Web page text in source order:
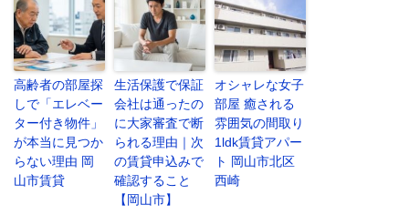
高齢者の部屋探
しで「エレベー
ター付き物件」
が本当に見つか
らない理由 岡
山市賃貸
生活保護で保証
会社は通ったの
に大家審査で断
られる理由｜次
の賃貸申込みで
確認すること
【岡山市】
オシャレな女子
部屋 癒される
雰囲気の間取り
1ldk賃貸アパー
ト 岡山市北区
西崎